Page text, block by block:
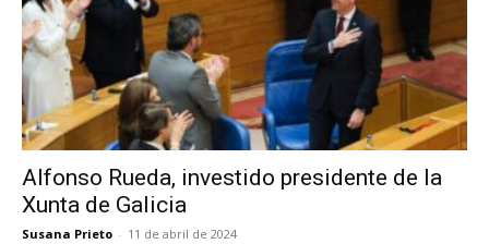
Alfonso Rueda, investido presidente de la
Xunta de Galicia
Susana Prieto - 11 de abril de 2024